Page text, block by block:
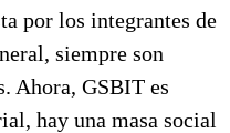
por los integrantes de
siempre son
Ahora, GSBIT es
hay una masa social